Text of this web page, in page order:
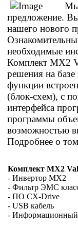
Мы
предложение.
нашего нового
необходимые
Комплект MX2
решения на
функции
(блок-схем), с
интерфейса
программы
возможностью
Подробнее о
Комплект MX2
- Инвертор MX2
- Фильтр ЭМС
- ПО CX-Drive
- USB кабель
-